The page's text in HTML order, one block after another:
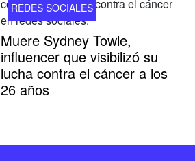
REDES SOCIALES
Muere Sydney Towle,
influencer que visibilizó su
lucha contra el cáncer a los
26 años